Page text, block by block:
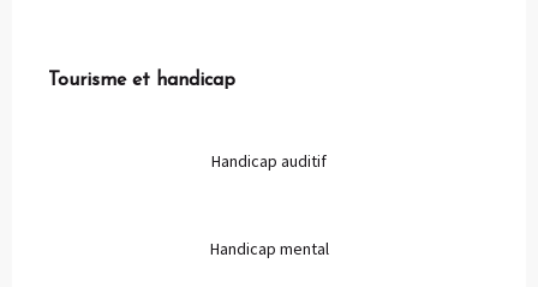
Tourisme et handicap
Tourisme et handicap
Handicap auditif
Handicap mental